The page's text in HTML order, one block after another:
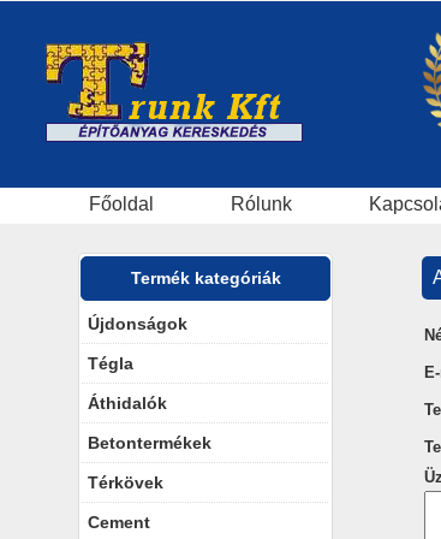
Főoldal Rólunk
Termék kategóriák
Újdonságok
Tégla
Áthidalók
Betontermékek
Térkövek
Cement